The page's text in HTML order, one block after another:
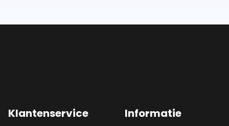
Klantenservice Informatie